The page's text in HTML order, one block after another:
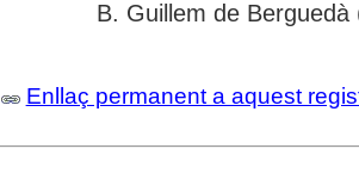
B. Guillem de Berguedà
Enllaç permanent a aquest